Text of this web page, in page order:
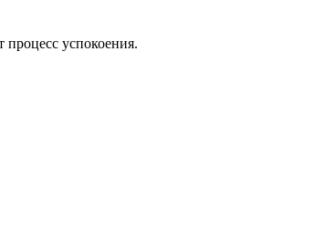
процесс успокоения.